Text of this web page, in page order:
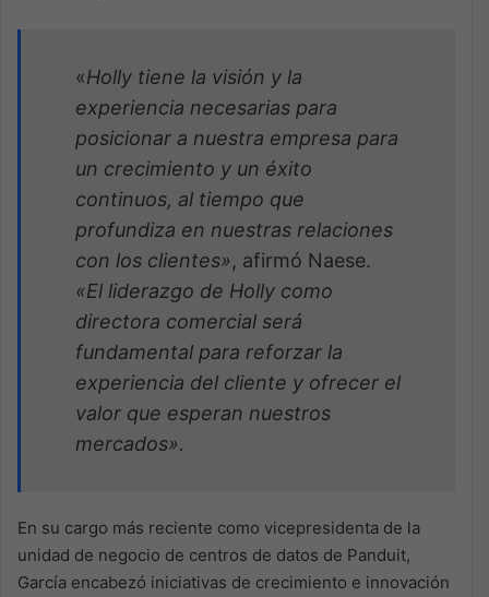
«Holly tiene la visión y la
experiencia necesarias para
posicionar a nuestra empresa para
un crecimiento y un éxito
continuos, al tiempo que
profundiza en nuestras relaciones
con los clientes», afirmó Naese.
«El liderazgo de Holly como
directora comercial será
fundamental para reforzar la
experiencia del cliente y ofrecer el
valor que esperan nuestros
mercados».
En su cargo más reciente como vicepresidenta de la
unidad de negocio de centros de datos de Panduit,
García encabezó iniciativas de crecimiento e innovación